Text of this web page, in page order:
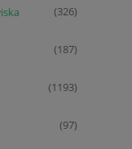
(326)
(187)
(1193)
(97)